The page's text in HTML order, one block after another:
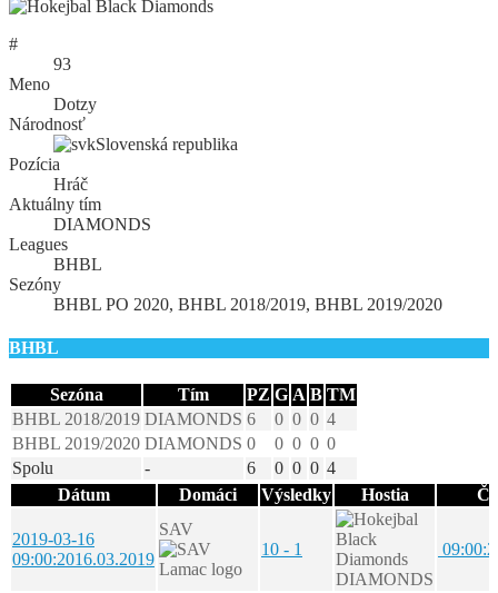
#
93
Meno
Dotzy
Národnosť
Slovenská republika
Pozícia
Hráč
Aktuálny tím
DIAMONDS
Leagues
BHBL
Sezóny
BHBL PO 2020, BHBL 2018/2019, BHBL 2019/2020
BHBL
Sezóna Tím PZ G A B TM
BHBL 2018/2019 DIAMONDS 6 0 0 0 4
BHBL 2019/2020 DIAMONDS 0 0 0 0 0
Spolu
- 6 0 0 0 4
Dátum
Domáci Výsledky Hostia
2019-03-16
09:00:2016.03.2019
SAV
10 - 1
DIAMONDS